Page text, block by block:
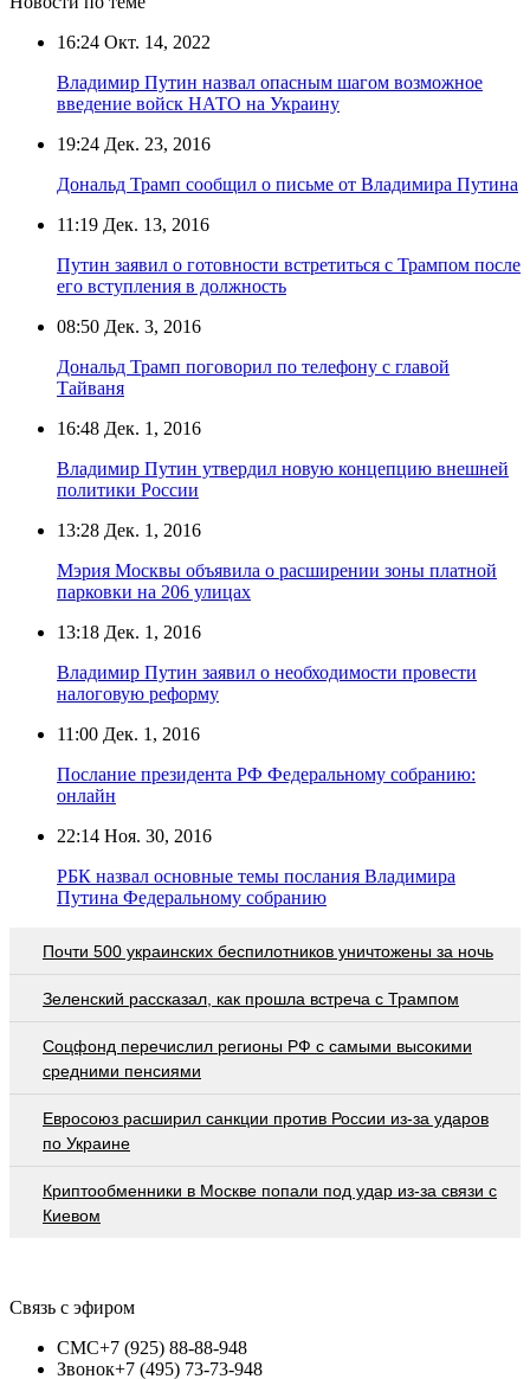
16:24 Окт. 14, 2022
Владимир Путин назвал опасным шагом возможное
введение войск НАТО на Украину
19:24 Дек. 23, 2016
Дональд Трамп сообщил о письме от Владимира Путина
11:19 Дек. 13, 2016
Путин заявил о готовности встретиться с Трампом после
его вступления в должность
08:50 Дек. 3, 2016
Дональд Трамп поговорил по телефону с главой
Тайваня
16:48 Дек. 1, 2016
Владимир Путин утвердил новую концепцию внешней
политики России
13:28 Дек. 1, 2016
Мэрия Москвы объявила о расширении зоны платной
парковки на 206 улицах
13:18 Дек. 1, 2016
Владимир Путин заявил о необходимости провести
налоговую реформу
11:00 Дек. 1, 2016
Послание президента РФ Федеральному собранию:
онлайн
22:14 Ноя. 30, 2016
РБК назвал основные темы послания Владимира
Путина Федеральному собранию
Почти 500 украинских беспилотников уничтожены за ночь
Зеленский рассказал, как прошла встреча с Трампом
Соцфонд перечислил регионы РФ с самыми высокими
средними пенсиями
Евросоюз расширил санкции против России из-за ударов
по Украине
Криптообменники в Москве попали под удар из-за связи с
Киевом
Связь с эфиром
СМС+7 (925) 88-88-948
Звонок+7 (495) 73-73-948